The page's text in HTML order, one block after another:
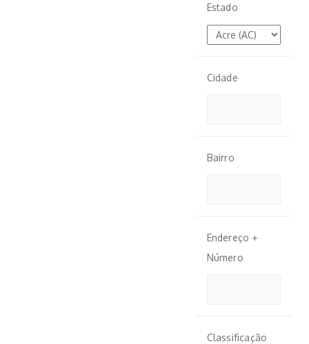
Estado
Cidade
Bairro
Endereço +
Número
Classificação